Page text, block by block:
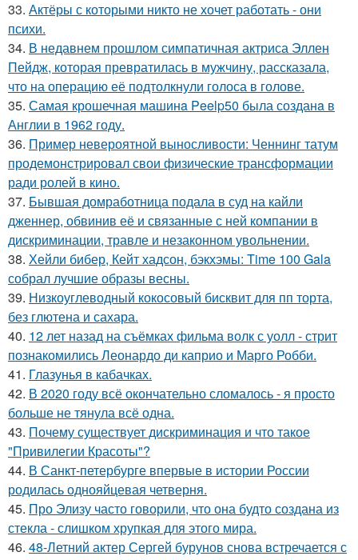
33. Актёры с которыми никто не хочет работать - они
психи.
34. В недавнем прошлом симпатичная актриса Эллен
Пейдж, которая превратилась в мужчину, рассказала,
что на операцию её подтолкнули голоса в голове.
35. Самая крошечная машинa Peelp50 была созданa в
Англии в 1962 году.
36. Пример невероятной выносливости: Ченнинг татум
продемонстрировал свои физические трансформации
ради ролей в кино.
37. Бывшая домработница подала в суд на кайли
дженнер, обвинив её и связанные с ней компании в
дискриминации, травле и незаконном увольнении.
38. Хейли бибер, Кейт хадсон, бэкхэмы: Time 100 Gala
собрал лучшие образы весны.
39. Низкоуглеводный кокосовый бисквит для пп торта,
без глютена и сахара.
40. 12 лет назад на съёмках фильма волк с уолл - стрит
познакомились Леонардо ди каприо и Марго Робби.
41. Глазунья в кабачках.
42. В 2020 году всё окончательно сломалось - я просто
больше не тянула всё одна.
43. Почему существует дискриминация и что такое
"Привилегии Красоты"?
44. В Санкт-петербурге впервые в истории России
родилась однояйцевая четверня.
45. Про Элизу часто говорили, что она будто создана из
стекла - слишком хрупкая для этого мира.
46. 48-Летний актер Сергей бурунов снова встречается с